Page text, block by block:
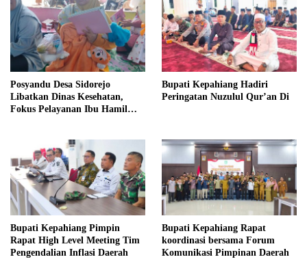
Posyandu Desa Sidorejo
Libatkan Dinas Kesehatan,
Fokus Pelayanan Ibu Hamil
Bupati Kepahiang Hadiri
Peringatan Nuzulul Qur’an Di
Bupati Kepahiang Pimpin
Rapat High Level Meeting Tim
Pengendalian Inflasi Daerah
Bupati Kepahiang Rapat
koordinasi bersama Forum
Komunikasi Pimpinan Daerah